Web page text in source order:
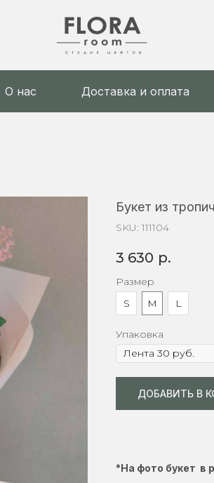
О нас Доставка и оплата
Букет из
SKU: 111104
3 630 р.
Размер
S
M L
Упаковка
ДОБАВИТЬ В
*На фото букет в